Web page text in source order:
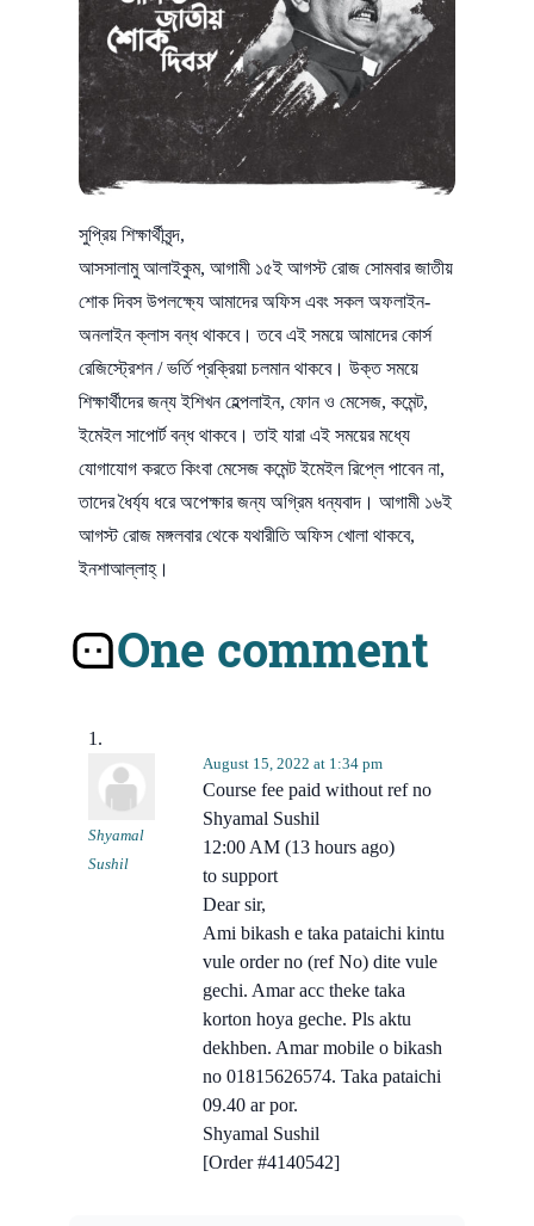
সুপ্রিয় শিক্ষার্থীবৃন্দ,
আসসালামু আলাইকুম, আগামী ১৫ই আগস্ট রোজ সোমবার জাতীয়
শোক দিবস উপলক্ষ্যে আমাদের অফিস এবং সকল অফলাইন-
অনলাইন ক্লাস বন্ধ থাকবে। তবে এই সময়ে আমাদের কোর্স
রেজিস্ট্রেশন / ভর্তি প্রক্রিয়া চলমান থাকবে। উক্ত সময়ে
শিক্ষার্থীদের জন্য ইশিখন হেল্পলাইন, ফোন ও মেসেজ, কমেন্ট,
ইমেইল সাপোর্ট বন্ধ থাকবে। তাই যারা এই সময়ের মধ্যে
যোগাযোগ করতে কিংবা মেসেজ কমেন্ট ইমেইল রিপ্লে পাবেন না,
তাদের ধৈর্য্য ধরে অপেক্ষার জন্য অগ্রিম ধন্যবাদ। আগামী ১৬ই
আগস্ট রোজ মঙ্গলবার থেকে যথারীতি অফিস খোলা থাকবে,
ইনশাআল্লাহ্।
One comment
Shyamal
Sushil
August 15, 2022 at 1:34 pm
Course fee paid without ref no
Shyamal Sushil
12:00 AM (13 hours ago)
to support
Dear sir,
Ami bikash e taka pataichi kintu
vule order no (ref No) dite vule
gechi. Amar acc theke taka
korton hoya geche. Pls aktu
dekhben. Amar mobile o bikash
no 01815626574. Taka pataichi
09.40 ar por.
Shyamal Sushil
[Order #4140542]